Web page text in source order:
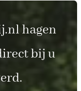
hagen
bij u